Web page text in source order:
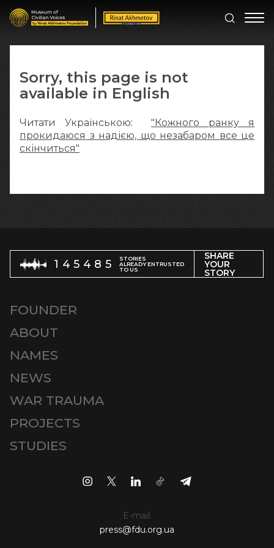
Sorry, this page is not
available in English
Читати Українською: "Кожного ранку я
прокидаюся з надією, що незабаром все це
скінчиться"
145485
STORIES
ALREADY ENTRUSTED
TO US
SHARE
YOUR
STORY
FOUNDER
ABOUT
NAMES
NEWS
WAR TRAUMA
PROJECTS
STUDIES
E-mail:
press@fdu.org.ua